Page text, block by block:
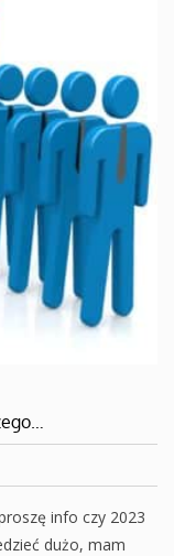
info czy 2023
dużo, mam